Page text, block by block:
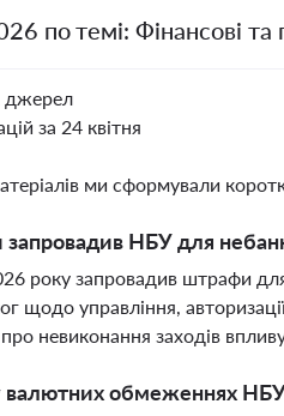
по темі: Фінансові та
джерел
за 24 квітня
ми сформували
НБУ для
року запровадив штрафи
щодо управління,
невиконання заходів
обмеженнях НБУ